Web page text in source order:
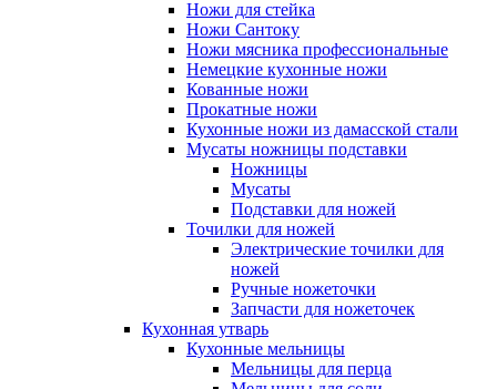
Ножи для стейка
Ножи Сантоку
Ножи мясника профессиональные
Немецкие кухонные ножи
Кованные ножи
Прокатные ножи
Кухонные ножи из дамасской стали
Мусаты ножницы подставки
Ножницы
Мусаты
Подставки для ножей
Точилки для ножей
Электрические точилки для
ножей
Ручные ножеточки
Запчасти для ножеточек
Кухонная утварь
Кухонные мельницы
Мельницы для перца